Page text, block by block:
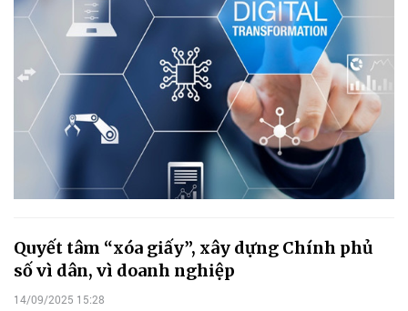
Quyết tâm “xóa giấy”, xây dựng Chính phủ
số vì dân, vì doanh nghiệp
14/09/2025 15:28